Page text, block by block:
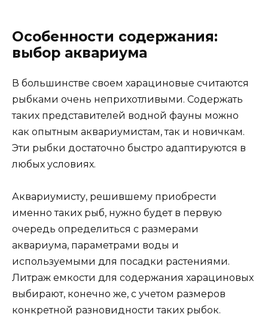
Особенности содержания:
выбор аквариума
В большинстве своем харациновые считаются
рыбками очень неприхотливыми. Содержать
таких представителей водной фауны можно
как опытным аквариумистам, так и новичкам.
Эти рыбки достаточно быстро адаптируются в
любых условиях.
Аквариумисту, решившему приобрести
именно таких рыб, нужно будет в первую
очередь определиться с размерами
аквариума, параметрами воды и
используемыми для посадки растениями.
Литраж емкости для содержания харациновых
выбирают, конечно же, с учетом размеров
конкретной разновидности таких рыбок.